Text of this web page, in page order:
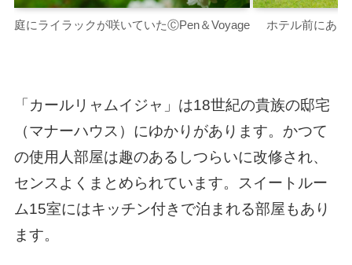
庭にライラックが咲いていたⒸPen＆Voyage
ホテル前にあ
「カールリャムイジャ」は18世紀の貴族の邸宅
（マナーハウス）にゆかりがあります。かつて
の使用人部屋は趣のあるしつらいに改修され、
センスよくまとめられています。スイートルー
ム15室にはキッチン付きで泊まれる部屋もあり
ます。